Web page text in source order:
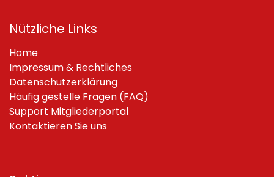
Nützliche Links
Home
Impressum & Rechtliches
Datenschutzerklärung
Häufig gestelle Fragen (FAQ)
Support Mitgliederportal
Kontaktieren Sie uns